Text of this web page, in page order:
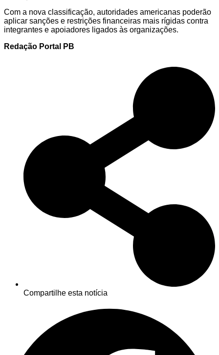
Com a nova classificação, autoridades americanas poderão
aplicar sanções e restrições financeiras mais rígidas contra
integrantes e apoiadores ligados às organizações.
Redação Portal PB
Compartilhe esta notícia